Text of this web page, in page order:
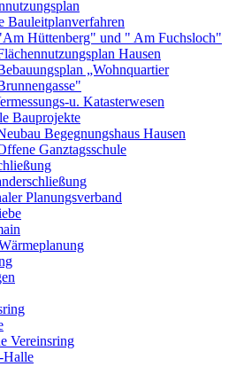
Bauleitplanverfahren
Hüttenberg" und " Am Fuchsloch"
Hausen
„Wohnquartier
u. Katasterwesen
Bauprojekte
Begegnungshaus Hausen
Ganztagsschule
Planungsverband
Vereinsring
Halle